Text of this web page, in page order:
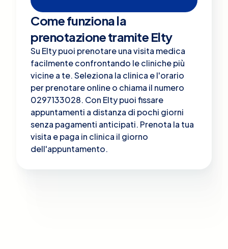
Come funziona la
prenotazione tramite Elty
Su Elty puoi prenotare una visita medica
facilmente confrontando le cliniche più
vicine a te. Seleziona la clinica e l'orario
per prenotare online o chiama il numero
0297133028. Con Elty puoi fissare
appuntamenti a distanza di pochi giorni
senza pagamenti anticipati. Prenota la tua
visita e paga in clinica il giorno
dell'appuntamento.